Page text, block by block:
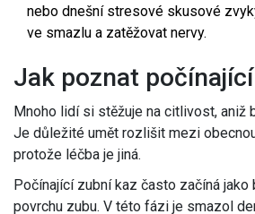
nebo dnešní stresové skusové
ve smazlu a zatěžovat nervy.
Jak poznat
Mnoho lidí si stěžuje na citlivost, aniž
Je důležité umět rozlišit mezi
protože léčba je jiná.
Počínající zubní kaz často začíná jako
povrchu zubu. V této fázi je smazol